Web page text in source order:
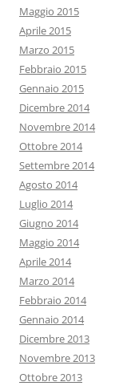
Maggio 2015
Aprile 2015
Marzo 2015
Febbraio 2015
Gennaio 2015
Dicembre 2014
Novembre 2014
Ottobre 2014
Settembre 2014
Agosto 2014
Luglio 2014
Giugno 2014
Maggio 2014
Aprile 2014
Marzo 2014
Febbraio 2014
Gennaio 2014
Dicembre 2013
Novembre 2013
Ottobre 2013